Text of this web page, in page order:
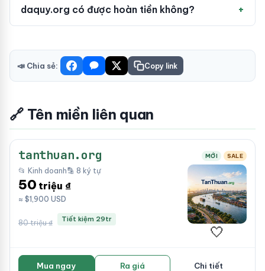
daquy.org có được hoàn tiền không?
📣 Chia sẻ: Copy link
🔗 Tên miền liên quan
tanthuan.org MỚI SALE
📂 Kinh doanh🔡 8 ký tự
50 triệu ₫
≈ $1,900 USD
80 triệu ₫ Tiết kiệm 29tr
🤍
Mua ngay Ra giá Chi tiết